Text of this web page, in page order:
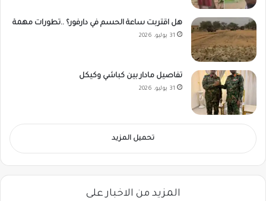
هل اقتربت ساعة الحسم في دارفور؟ ..تطورات مهمة
31 يوليو، 2026
تفاصيل مادار بين كباشي وكيكل
31 يوليو، 2026
تحميل المزيد
المزيد من الاخبار على